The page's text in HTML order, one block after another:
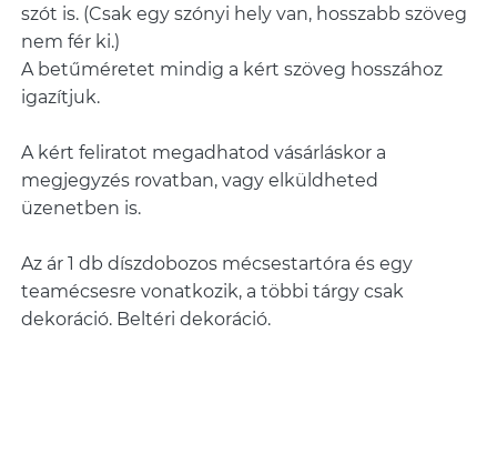
szót is. (Csak egy szónyi hely van, hosszabb szöveg
nem fér ki.)
A betűméretet mindig a kért szöveg hosszához
igazítjuk.
A kért feliratot megadhatod vásárláskor a
megjegyzés rovatban, vagy elküldheted
üzenetben is.
Az ár 1 db díszdobozos mécsestartóra és egy
teamécsesre vonatkozik, a többi tárgy csak
dekoráció. Beltéri dekoráció.